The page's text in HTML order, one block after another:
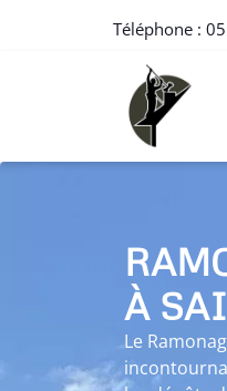
Téléphone :
À
Le